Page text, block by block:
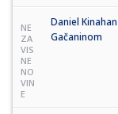
NE
ZA
VIS
NE
NO
VIN
E
Daniel
Gačaninom